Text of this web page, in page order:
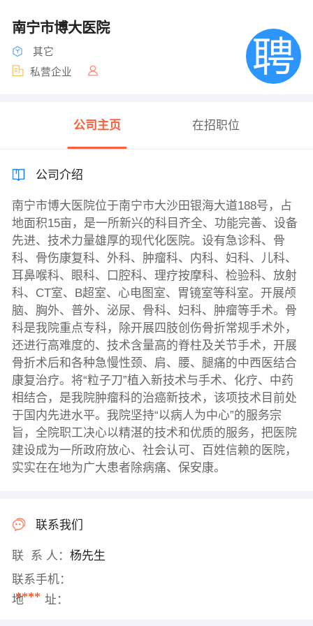
南宁市博大医院
其它
私营企业
公司主页 在招职位
公司介绍
南宁市博大医院位于南宁市大沙田银海大道188号，占
地面积15亩，是一所新兴的科目齐全、功能完善、设备
先进、技术力量雄厚的现代化医院。设有急诊科、骨
科、骨伤康复科、外科、肿瘤科、内科、妇科、儿科、
耳鼻喉科、眼科、口腔科、理疗按摩科、检验科、放射
科、CT室、B超室、心电图室、胃镜室等科室。开展颅
脑、胸外、普外、泌尿、骨科、妇科、肿瘤等手术。骨
科是我院重点专科，除开展四肢创伤骨折常规手术外，
还进行高难度的、技术含量高的脊柱及关节手术，开展
骨折术后和各种急慢性颈、肩、腰、腿痛的中西医结合
康复治疗。将“粒子刀”植入新技术与手术、化疗、中药
相结合，是我院肿瘤科的治癌新技术，该项技术目前处
于国内先进水平。我院坚持“以病人为中心”的服务宗
旨，全院职工决心以精湛的技术和优质的服务，把医院
建设成为一所政府放心、社会认可、百姓信赖的医院，
实实在在地为广大患者除病痛、保安康。
联系我们
联 系 人： 杨先生
联系手机：
****
地 址：